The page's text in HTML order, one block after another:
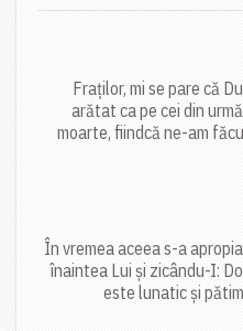
Fraților, mi se pare că
arătat ca pe cei din
moarte, fiindcă ne-am
În vremea aceea s-a
înaintea Lui și zicându-I:
este lunatic și